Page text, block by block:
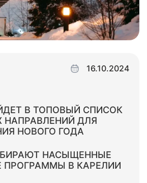
В ТОПОВЫЙ СПИСОК
НАПРАВЛЕНИЙ ДЛЯ
НОВОГО ГОДА
НАСЫЩЕННЫЕ
ПРОГРАММЫ В КАРЕЛИИ
16.10.2024